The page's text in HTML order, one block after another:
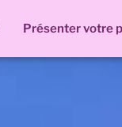
Présenter votre